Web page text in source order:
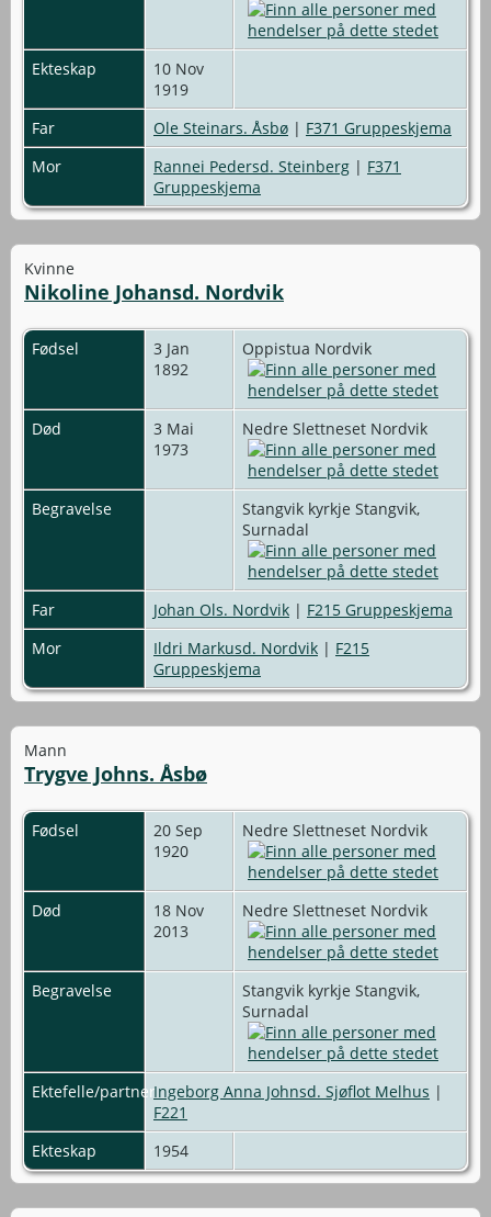
Ekteskap
10 Nov
1919
Far
Ole Steinars. Åsbø | F371 Gruppeskjema
Mor
Rannei Pedersd. Steinberg | F371
Gruppeskjema
Kvinne
Nikoline Johansd. Nordvik
Fødsel
3 Jan
1892
Oppistua Nordvik
Død
3 Mai
1973
Nedre Slettneset Nordvik
Begravelse
Stangvik kyrkje Stangvik,
Surnadal
Far Johan Ols. Nordvik | F215 Gruppeskjema
Mor
Ildri Markusd. Nordvik | F215
Gruppeskjema
Mann
Trygve Johns. Åsbø
Fødsel
20 Sep
1920
Nedre Slettneset Nordvik
Død
18 Nov
2013
Nedre Slettneset Nordvik
Begravelse
Stangvik kyrkje Stangvik,
Surnadal
Ektefelle/partnerIngeborg Anna Johnsd. Sjøflot Melhus |
F221
Ekteskap
1954